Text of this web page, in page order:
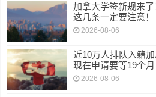
加拿大学签新规来了
这几条一定要注意！
2026-08-06
近10万人排队入籍
现在申请要等19个月
2026-08-06